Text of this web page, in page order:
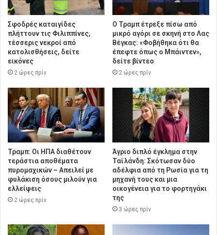
Σφοδρές καταιγίδες
πλήττουν τις Φιλιππίνες,
τέσσερις νεκροί από
κατολισθήσεις, δείτε
εικόνες
2 ώρες πρίν
Ο Τραμπ έτρεξε πίσω από
μικρό αγόρι σε σκηνή στο Λας
Βέγκας: «Φοβήθηκα ότι θα
έπεφτε όπως ο Μπάιντεν»,
δείτε βίντεο
2 ώρες πρίν
Τραμπ: Οι ΗΠΑ διαθέτουν
τεράστια αποθέματα
πυρομαχικών – Απειλεί με
φυλάκιση όσους μιλούν για
ελλείψεις
2 ώρες πρίν
Άγριο διπλό έγκλημα στην
Ταϊλάνδη: Σκότωσαν δύο
αδέλφια από τη Ρωσία για τη
μηχανή τους και μια
οικογένεια για το φορτηγάκι
της
3 ώρες πρίν